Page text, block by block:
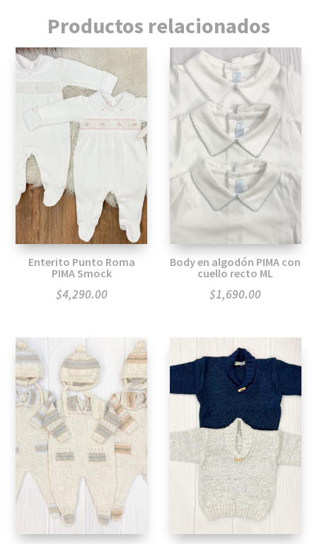
Productos relacionados
Enterito Punto Roma
PIMA Smock
$4,290.00
Body en algodón PIMA con
cuello recto ML
$1,690.00